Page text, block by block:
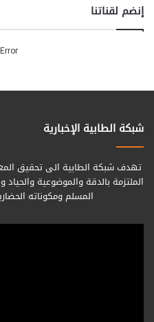
إنضم لقناتنا
شبكة الطابية الإخبارية
تهدف شبكة الطابية الى تحقيق
الملتزمة بالدقة والموضوعية
المسلم ومكوناته